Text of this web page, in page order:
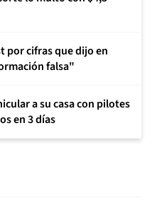
por cifras que dijo en
falsa"
a su casa con pilotes
en 3 días